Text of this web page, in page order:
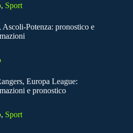
, Sport
Ascoli-Potenza: pronostico e
Europa League:
e pronostico
, Sport